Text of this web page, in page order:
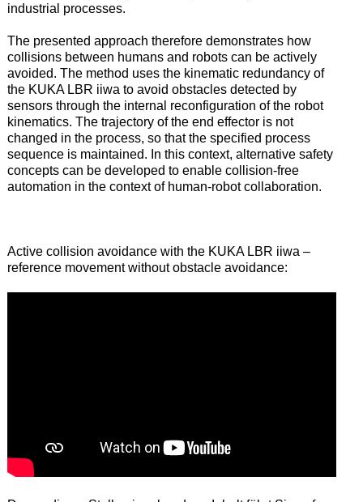
industrial processes.
The presented approach therefore demonstrates how
collisions between humans and robots can be actively
avoided. The method uses the kinematic redundancy of
the KUKA LBR iiwa to avoid obstacles detected by
sensors through the internal reconfiguration of the robot
kinematics. The trajectory of the end effector is not
changed in the process, so that the specified process
sequence is maintained. In this context, alternative safety
concepts can be developed to enable collision-free
automation in the context of human-robot collaboration.
Active collision avoidance with the KUKA LBR iiwa –
reference movement without obstacle avoidance: